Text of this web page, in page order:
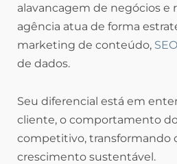
alavancagem de negócios e
agência atua de forma
marketing de conteúdo, SEO
de dados.
Seu diferencial está em
cliente, o comportamento
competitivo, transformando
crescimento sustentável.